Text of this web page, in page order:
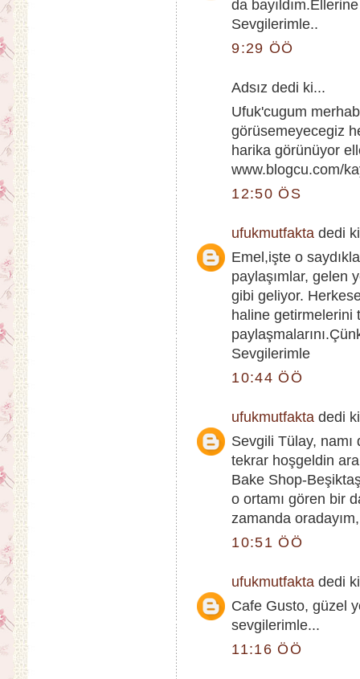
da
Sevgilerimle..
9:29 ÖÖ
Adsız dedi ki...
Ufuk'cugum
görüsemeyecegiz
harika görünüyor
www.blogcu.com/
12:50 ÖS
ufukmutfakta dedi
Emel,işte o
paylaşımlar, gelen
gibi geliyor.
haline getirmelerini
Sevgilerimle
10:44 ÖÖ
ufukmutfakta dedi
Sevgili Tülay, namı
tekrar hoşgeldin
Bake Shop-
o ortamı gören bir
zamanda
10:51 ÖÖ
ufukmutfakta dedi
Cafe Gusto, güzel
sevgilerimle...
11:16 ÖÖ